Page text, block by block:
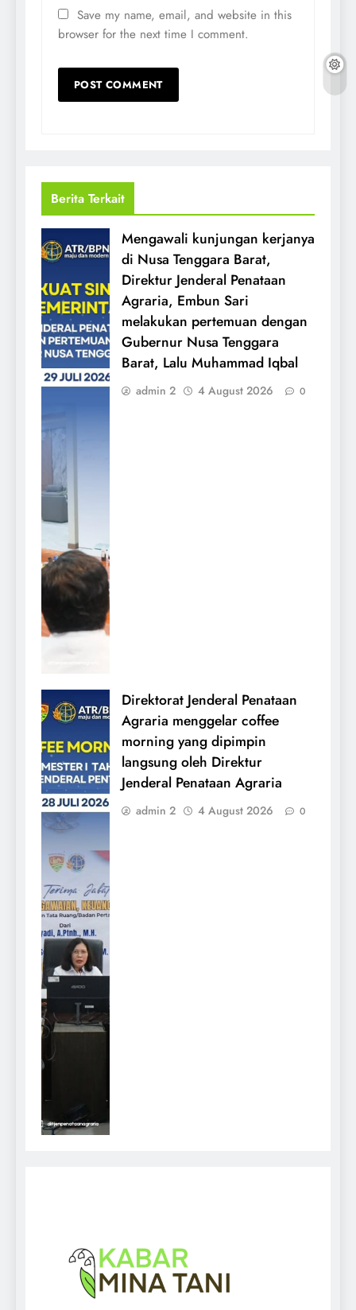
Save my name, email, and website in this
browser for the next time I comment.
Berita Terkait
Mengawali kunjungan kerjanya
di Nusa Tenggara Barat,
Direktur Jenderal Penataan
Agraria, Embun Sari
melakukan pertemuan dengan
Gubernur Nusa Tenggara
Barat, Lalu Muhammad Iqbal
admin 2 4 August 2026 0
Direktorat Jenderal Penataan
Agraria menggelar coffee
morning yang dipimpin
langsung oleh Direktur
Jenderal Penataan Agraria
admin 2 4 August 2026 0